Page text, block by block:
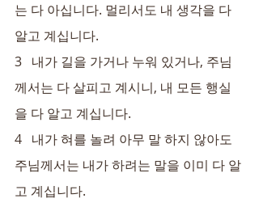
는 다 아십니다. 멀리서도 내 생각을 다
알고 계십니다.
3   내가 길을 가거나 누워 있거나, 주님
께서는 다 살피고 계시니, 내 모든 행실
을 다 알고 계십니다.
4   내가 혀를 놀려 아무 말 하지 않아도
주님께서는 내가 하려는 말을 이미 다 알
고 계십니다.